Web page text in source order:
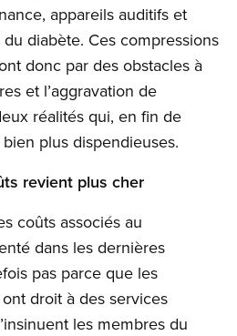
appareils auditifs et
diabète. Ces compressions
donc par des obstacles à
et l’aggravation de
réalités qui, en fin de
plus dispendieuses.
revient plus cher
coûts associés au
dans les dernières
pas parce que les
droit à des services
les membres du